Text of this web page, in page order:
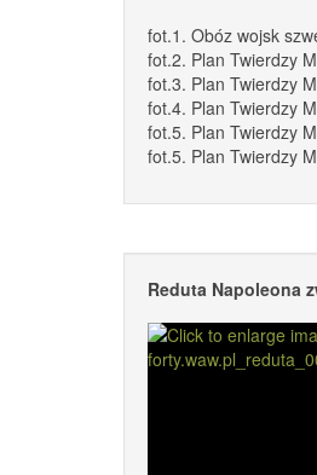
fot.1. Obóz wojsk
fot.2. Plan Twierdzy
fot.3. Plan Twierdzy
fot.4. Plan Twierdzy
fot.5. Plan Twierdzy
fot.5. Plan Twierdzy
Reduta Napoleona